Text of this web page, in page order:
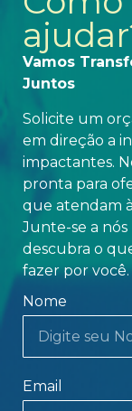
Vamos
Juntos
Solicite um
em direção a
impactantes.
pronta para
que atendam
Junte-se a nós
descubra o
fazer por você.
Nome
Email